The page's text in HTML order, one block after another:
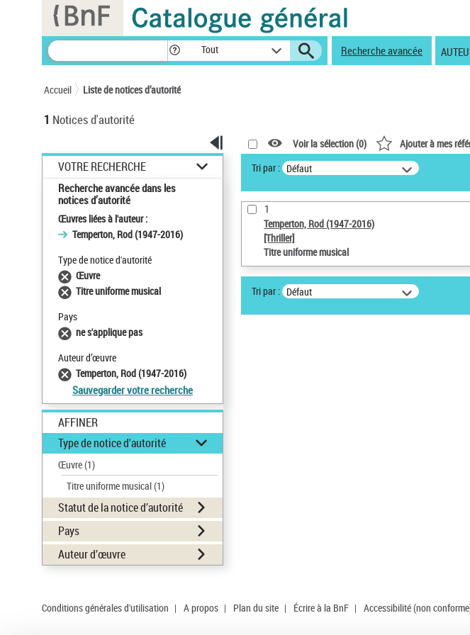
Tout Recherche avancée
Accueil Liste de notices d’autorité
1 Notices d'autorité
VOTRE RECHERCHE
Recherche avancée dans les
notices d’autorité
Œuvres liées à l'auteur :
Temperton, Rod (1947-2016)
Type de notice d'autorité
Œuvre
Titre uniforme musical
Pays
ne s'applique pas
Auteur d’œuvre
Temperton, Rod (1947-2016)
Sauvegarder votre recherche
AFFINER
Type de notice d'autorité
Œuvre(1)
Titre uniforme musical(1)
Statut de la notice d’autorité
Pays
Auteur d’œuvre
Voir la sélection (0) Ajouter à mes
Tri par : Défaut
1
Temperton, Rod (1947-2016)
[Thriller]
Titre uniforme musical
Tri par : Défaut
Conditions générales d'utilisation | A propos | Plan du site | Écrire à la BnF | Accessibilité (non
Panneau de gestion des cookies